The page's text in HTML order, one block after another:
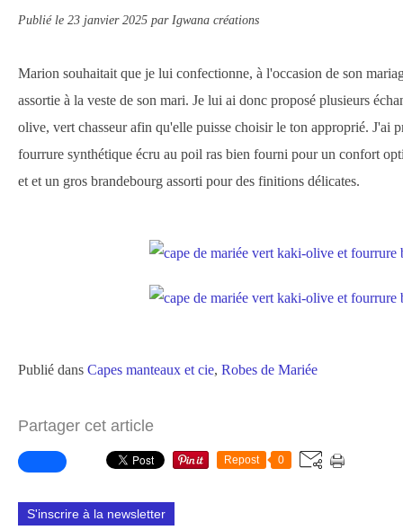
Publié le 23 janvier 2025 par Igwana créations
Marion souhaitait que je lui confectionne, à l'occasion de son
assortie à la veste de son mari. Je lui ai donc proposé plusieurs
olive, vert chasseur afin qu'elle puisse choisir le ton approprié. J'ai
fourrure synthétique écru au poil ras bien fourni pour un confort
et et un gros brandebourg assorti pour des finitions délicates.
Publié dans Capes manteaux et cie, Robes de Mariée
Partager cet article
Repost 0
S'inscrire à la newsletter